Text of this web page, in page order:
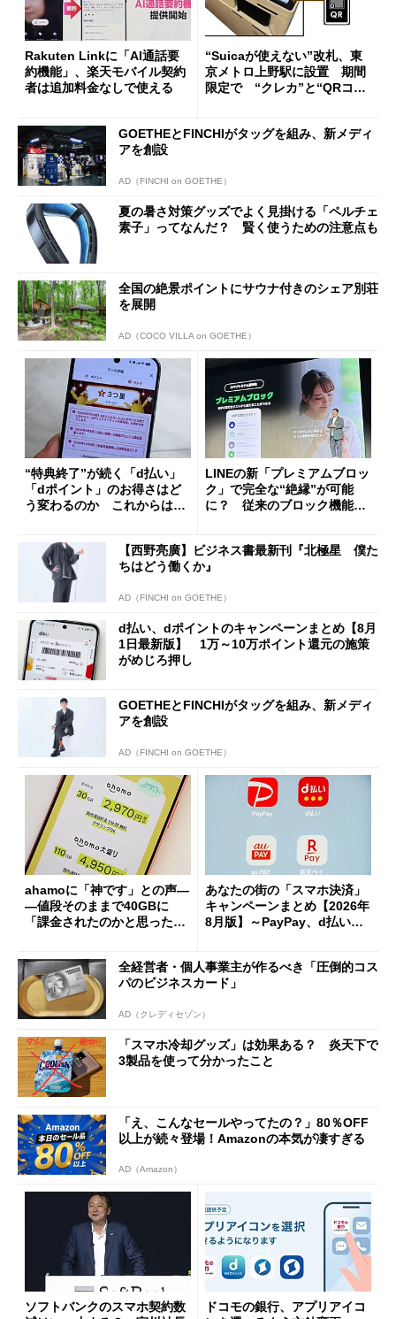
Rakuten Linkに「AI通話要
約機能」、楽天モバイル契約
者は追加料金なしで使える
“Suicaが使えない”改札、東
京メトロ上野駅に設置 期間
限定で “クレカ”と“QRコー
GOETHEとFINCHIがタッグを組み、新メディ
アを創設
AD（FINCHI on GOETHE）
夏の暑さ対策グッズでよく見掛ける「ペルチェ
素子」ってなんだ？ 賢く使うための注意点も
全国の絶景ポイントにサウナ付きのシェア別荘
を展開
AD（COCO VILLA on GOETHE）
“特典終了”が続く「d払い」
「dポイント」のお得さはど
う変わるのか これからは
LINEの新「プレミアムブロッ
ク」で完全な“絶縁”が可能
に？ 従来のブロック機能と
【西野亮廣】ビジネス書最新刊『北極星 僕た
ちはどう働くか』
AD（FINCHI on GOETHE）
d払い、dポイントのキャンペーンまとめ【8月
1日最新版】 1万～10万ポイント還元の施策
がめじろ押し
GOETHEとFINCHIがタッグを組み、新メディ
アを創設
AD（FINCHI on GOETHE）
ahamoに「神です」との声―
―値段そのままで40GBに
「課金されたのかと思った」
あなたの街の「スマホ決済」
キャンペーンまとめ【2026年
8月版】～PayPay、d払い、a
全経営者・個人事業主が作るべき「圧倒的コス
パのビジネスカード」
AD（クレディセゾン）
「スマホ冷却グッズ」は効果ある？ 炎天下で
3製品を使って分かったこと
「え、こんなセールやってたの？」80％OFF
以上が続々登場！Amazonの本気が凄すぎる
AD（Amazon）
ソフトバンクのスマホ契約数
ドコモの銀行、アプリアイコ